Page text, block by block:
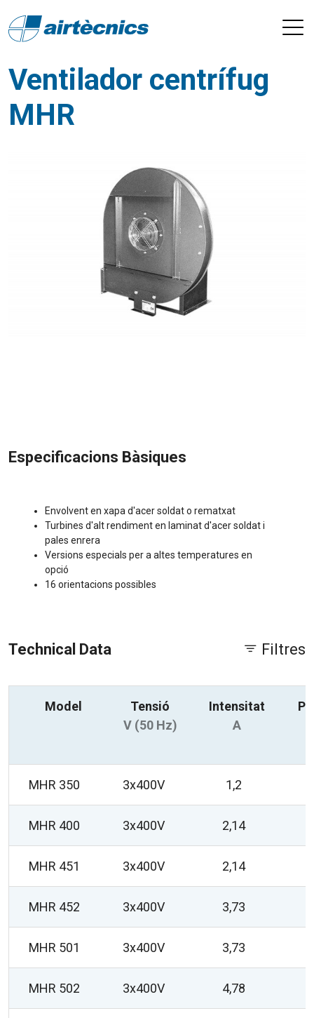
Ventilador centrífug
MHR
Especificacions Bàsiques
Envolvent en xapa d'acer soldat o rematxat
Turbines d'alt rendiment en laminat d'acer soldat i
pales enrera
Versions especials per a altes temperatures en
opció
16 orientacions possibles
Technical Data Filtres
Model
Tensió
V (50 Hz)
Intensitat
A
MHR 350 3x400V 1,2
MHR 400 3x400V 2,14
MHR 451 3x400V 2,14
MHR 452 3x400V 3,73
MHR 501 3x400V 3,73
MHR 502 3x400V 4,78